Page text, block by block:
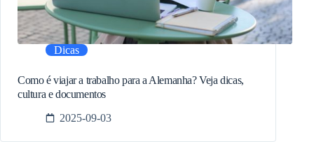
Dicas
Como é viajar a trabalho para a Alemanha? Veja dicas,
cultura e documentos
2025-09-03